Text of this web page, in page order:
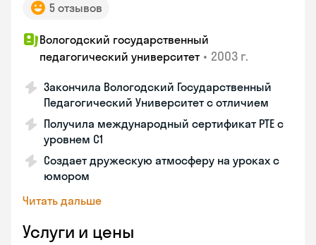
5 отзывов
Вологодский государственный
педагогический университет • 2003 г.
Закончила Вологодский Государственный
Педагогический Университет с отличием
Получила международный сертификат PTE с
уровнем C1
Создает дружескую атмосферу на уроках с
юмором
Читать дальше
Услуги и цены